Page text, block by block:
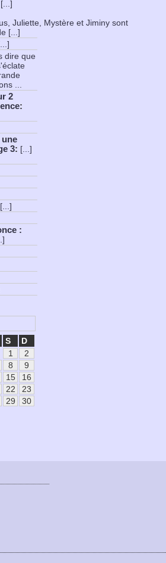
[...]
Juliette, Mystère et Jiminy sont
[...]
dire que
...
2
:
3: [...]
:
S D
1
2
8
9
15
16
22
23
29
30